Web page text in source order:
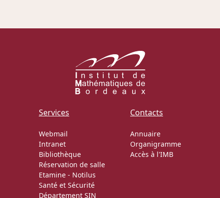
Services
Webmail
Intranet
Bibliothèque
Réservation de salle
Etamine - Notilus
Santé et Sécurité
Département SIN
Contacts
Annuaire
Organigramme
Accès à l'IMB